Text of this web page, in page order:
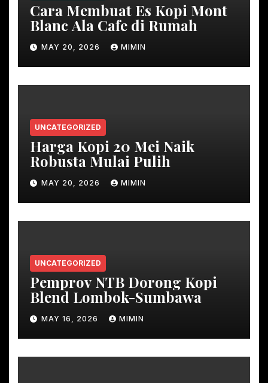
Cara Membuat Es Kopi Mont
Blanc Ala Cafe di Rumah
MAY 20, 2026 MIMIN
UNCATEGORIZED
Harga Kopi 20 Mei Naik
Robusta Mulai Pulih
MAY 20, 2026 MIMIN
UNCATEGORIZED
Pemprov NTB Dorong Kopi
Blend Lombok-Sumbawa
MAY 16, 2026 MIMIN